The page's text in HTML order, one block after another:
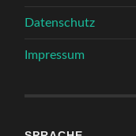
Datenschutz
Impressum